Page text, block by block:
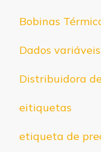
Bobinas
Dados variáveis
Distribuidora
eitiquetas
etiqueta de